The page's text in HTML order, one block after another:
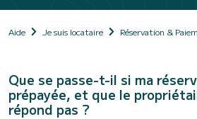
Aide Je suis locataire Réservation &
Que se passe-t-il si ma
prépayée, et que le
répond pas ?